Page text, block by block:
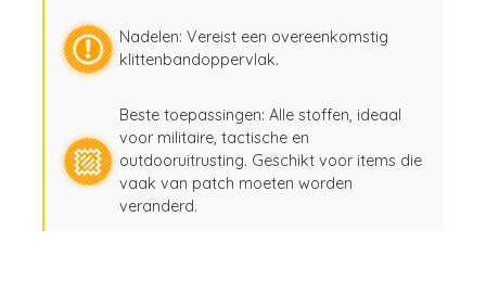
Nadelen: Vereist een overeenkomstig
klittenbandoppervlak.
Beste toepassingen: Alle stoffen, ideaal
voor militaire, tactische en
outdooruitrusting. Geschikt voor items die
vaak van patch moeten worden
veranderd.